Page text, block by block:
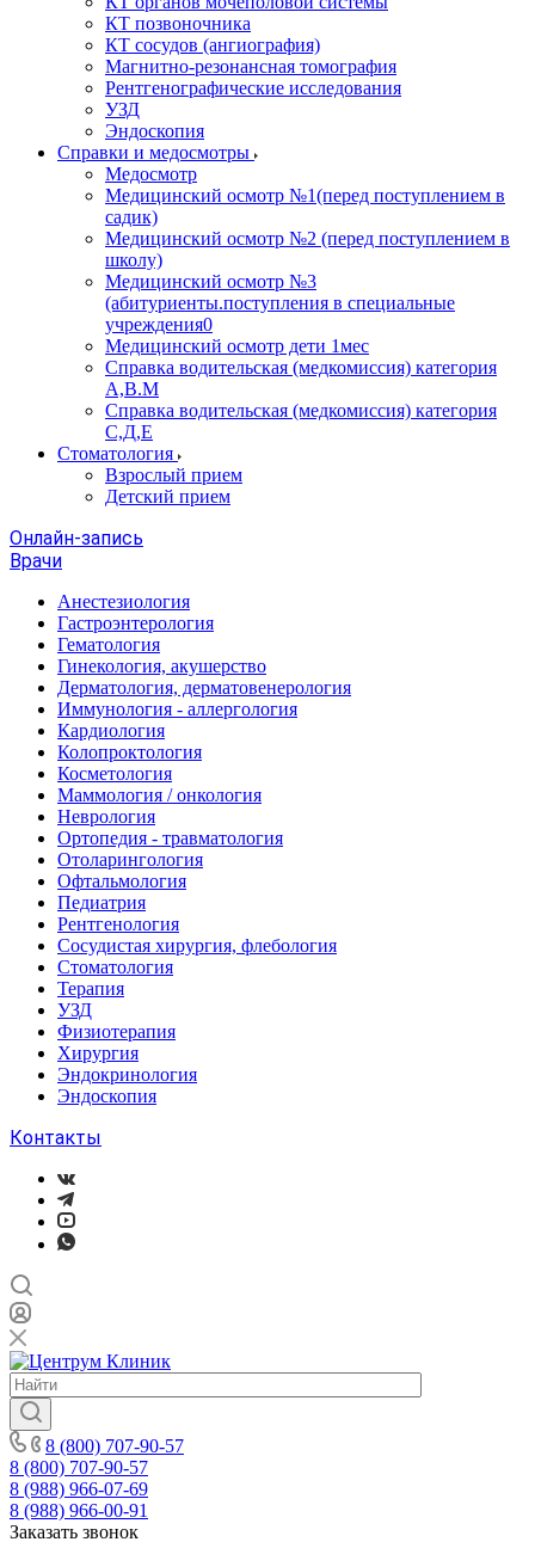
КТ позвоночника
КТ сосудов (ангиография)
Магнитно-резонансная томография
Рентгенографические исследования
УЗД
Эндоскопия
Справки и медосмотры
Медосмотр
Медицинский осмотр №1(перед поступлением в
садик)
Медицинский осмотр №2 (перед поступлением в
школу)
Медицинский осмотр №3
(абитуриенты.поступления в специальные
учреждения0
Медицинский осмотр дети 1мес
Справка водительская (медкомиссия) категория
А,В.М
Справка водительская (медкомиссия) категория
С,Д,Е
Стоматология
Взрослый прием
Детский прием
Онлайн-запись
Врачи
Анестезиология
Гастроэнтерология
Гематология
Гинекология, акушерство
Дерматология, дерматовенерология
Иммунология - аллергология
Кардиология
Колопроктология
Косметология
Маммология / онкология
Неврология
Ортопедия - травматология
Отоларингология
Офтальмология
Педиатрия
Рентгенология
Сосудистая хирургия, флебология
Стоматология
Терапия
УЗД
Физиотерапия
Хирургия
Эндокринология
Эндоскопия
Контакты
8 (800) 707-90-57
8 (800) 707-90-57
8 (988) 966-07-69
8 (988) 966-00-91
Заказать звонок